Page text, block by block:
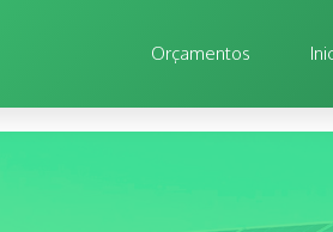
Orçamentos